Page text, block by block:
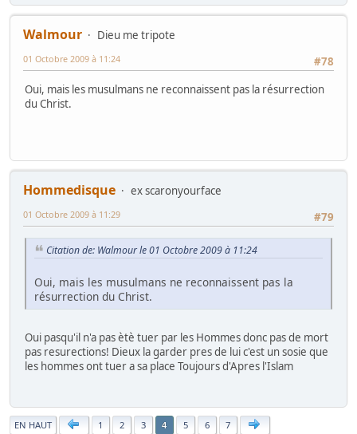
Walmour
Dieu me tripote
#78
01 Octobre 2009 à 11:24
Oui, mais les musulmans ne reconnaissent pas la résurrection
du Christ.
Hommedisque
ex scaronyourface
#79
01 Octobre 2009 à 11:29
Citation de: Walmour le 01 Octobre 2009 à 11:24
Oui, mais les musulmans ne reconnaissent pas la
résurrection du Christ.
Oui pasqu'il n'a pas ètè tuer par les Hommes donc pas de mort
pas resurections! Dieux la garder pres de lui c'est un sosie que
les hommes ont tuer a sa place Toujours d'Apres l'Islam
|
EN HAUT 1 2 3 4 5 6 7